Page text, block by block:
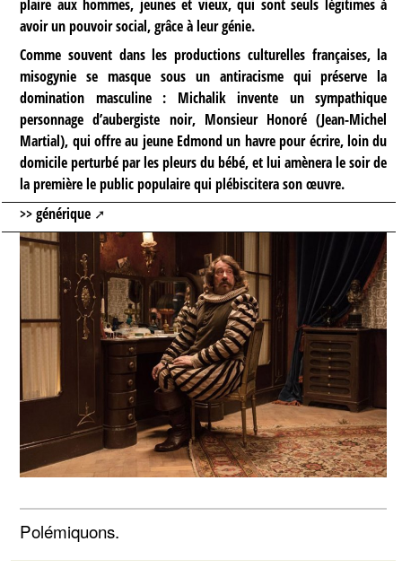
plaire aux hommes, jeunes et vieux, qui sont seuls légitimes à
avoir un pouvoir social, grâce à leur génie.
Comme souvent dans les productions culturelles françaises, la
misogynie se masque sous un antiracisme qui préserve la
domination masculine : Michalik invente un sympathique
personnage d’aubergiste noir, Monsieur Honoré (Jean-Michel
Martial), qui offre au jeune Edmond un havre pour écrire, loin du
domicile perturbé par les pleurs du bébé, et lui amènera le soir de
la première le public populaire qui plébiscitera son œuvre.
>>générique
Polémiquons.